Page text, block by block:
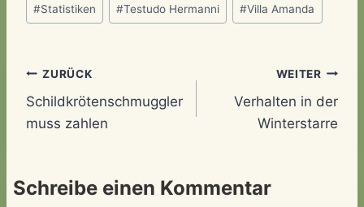
#Statistiken #Testudo Hermanni #Villa Amanda
Beitragsnavigation
ZURÜCK
Schildkrötenschmuggler
muss zahlen
WEITER
Verhalten in der
Winterstarre
Schreibe einen Kommentar